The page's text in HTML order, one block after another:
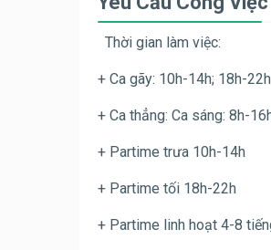
Thời gian làm việc:
+ Ca gãy: 10h-14h; 18h-22h
+ Ca thẳng: Ca sáng: 8h-
+ Partime trưa 10h-14h
+ Partime tối 18h-22h
+ Partime linh hoạt 4-8